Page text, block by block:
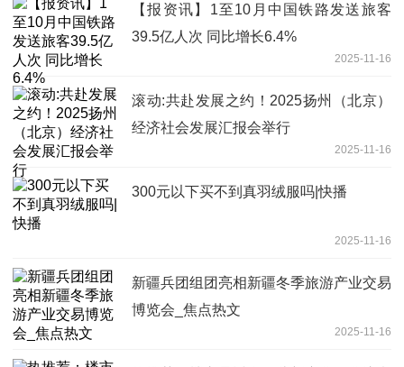
【报资讯】1至10月中国铁路发送旅客
39.5亿人次 同比增长6.4%
2025-11-16
滚动:共赴发展之约！2025扬州（北京）
经济社会发展汇报会举行
2025-11-16
300元以下买不到真羽绒服吗|快播
2025-11-16
新疆兵团组团亮相新疆冬季旅游产业交易
博览会_焦点热文
2025-11-16